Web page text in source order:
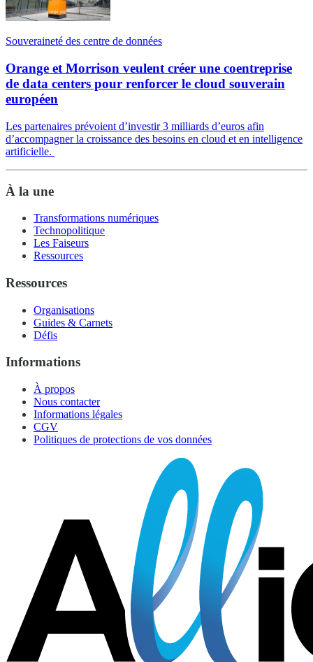
Souveraineté des centre de données
Orange et Morrison veulent créer une coentreprise
de data centers pour renforcer le cloud souverain
européen
Les partenaires prévoient d’investir 3 milliards d’euros afin
d’accompagner la croissance des besoins en cloud et en intelligence
artificielle.
À la une
Transformations numériques
Technopolitique
Les Faiseurs
Ressources
Ressources
Organisations
Guides & Carnets
Défis
Informations
À propos
Nous contacter
Informations légales
CGV
Politiques de protections de vos données